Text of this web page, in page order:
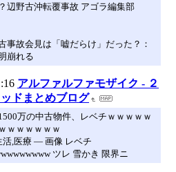
辺野古沖転覆事故 アゴラ編集部
事故会見は「嘘だらけ」だった？：
崩れる
アルファルファモザイク - ２
ドまとめブログ
万の中古物件、レベチｗｗｗｗｗ
ｗｗｗｗｗｗ
活,医療 ― 画像 レベチ
ツレ 雪かき 限界ニ